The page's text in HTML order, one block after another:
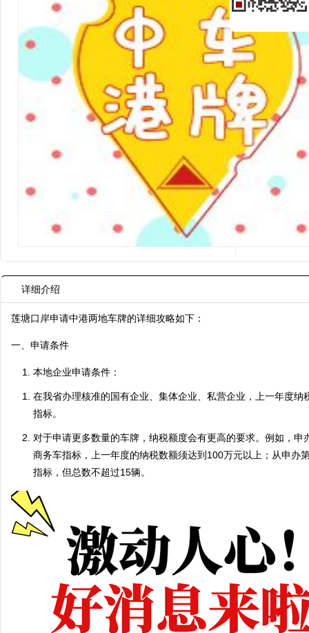
详细介绍
莲塘口岸申请中港两地车牌的详细攻略如下：
一、申请条件
本地企业申请条件：
在我省办理核准的国有企业、集体企业、私营企业，上一年度
指标。
对于申请更多数量的车牌，纳税额度会有更高的要求。例如，
商务车指标，上一年度的纳税数额须达到100万元以上；从申
指标，但总数不超过15辆。